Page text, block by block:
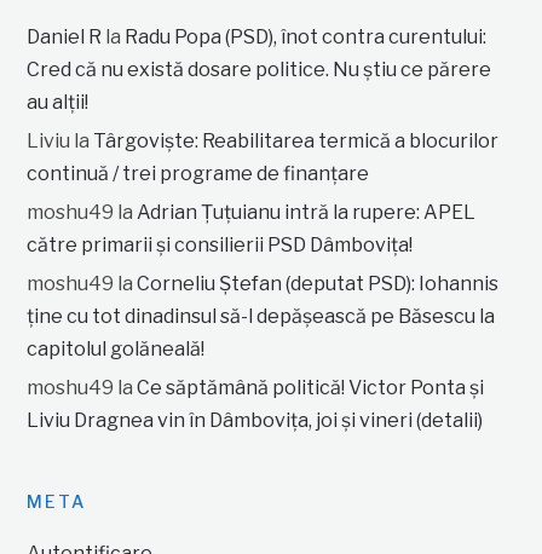
Daniel R la Radu Popa (PSD), înot contra curentului:
Cred că nu există dosare politice. Nu știu ce părere
au alții!
Liviu la Târgoviște: Reabilitarea termică a blocurilor
continuă / trei programe de finanțare
moshu49 laAdrian Țuțuianu intră la rupere: APEL
către primarii și consilierii PSD Dâmbovița!
moshu49 laCorneliu Ștefan (deputat PSD): Iohannis
ține cu tot dinadinsul să-l depășească pe Băsescu la
capitolul golăneală!
moshu49 laCe săptămână politică! Victor Ponta și
Liviu Dragnea vin în Dâmbovița, joi și vineri (detalii)
META